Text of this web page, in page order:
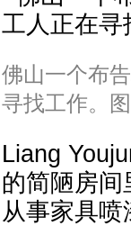
佛山一个布
寻找工作。
Liang
的简陋房
从事家具